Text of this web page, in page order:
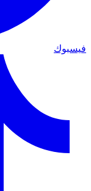
فيسبوك